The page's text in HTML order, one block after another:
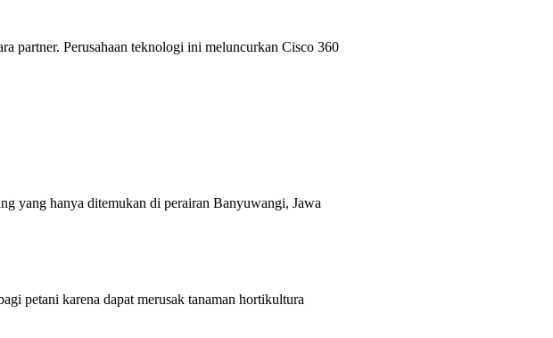
partner. Perusahaan teknologi ini meluncurkan Cisco 360
yang hanya ditemukan di perairan Banyuwangi, Jawa
petani karena dapat merusak tanaman hortikultura